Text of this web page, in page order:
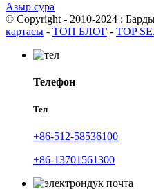
Азыр сура
© Copyright - 2010-2024 :
картасы - ТОП БЛОГ - TOP
Телефон
Тел
+86-512-58536100
+86-13701561300